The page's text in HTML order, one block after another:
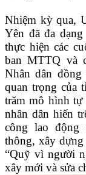
Nhiệm kỳ qua,
Yên đã đa
thực hiện các
ban MTTQ và
Nhân dân
quan trọng của
trăm mô hình tự
nhân dân hiến
công lao động
thông, xây
“Quỹ vì người
xây mới và sửa